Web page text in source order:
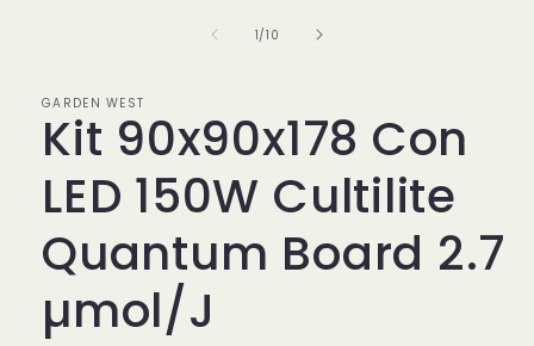
1/su
10
GARDEN WEST
Kit 90x90x178 Con
LED 150W Cultilite
Quantum Board 2.7
µmol/J